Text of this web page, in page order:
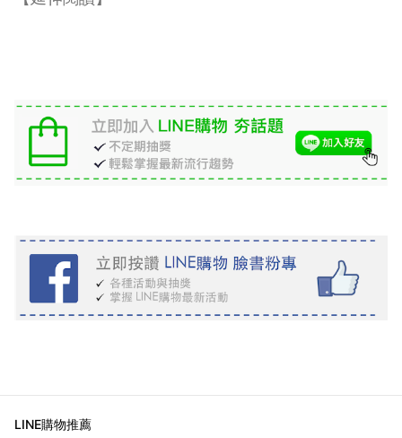
LINE購物推薦